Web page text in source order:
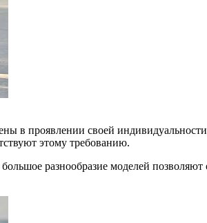
в проявлении своей
этому требованию.
разнообразие моделей позволяют